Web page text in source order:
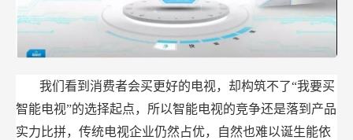
我们看到消费者会买更好的电视，却构筑不了“我要买
智能电视”的选择起点，所以智能电视的竞争还是落到产品
实力比拼，传统电视企业仍然占优，自然也难以诞生能依